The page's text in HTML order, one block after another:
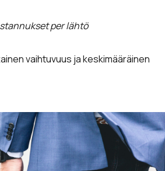
per lähtö
vaihtuvuus ja keskimääräinen